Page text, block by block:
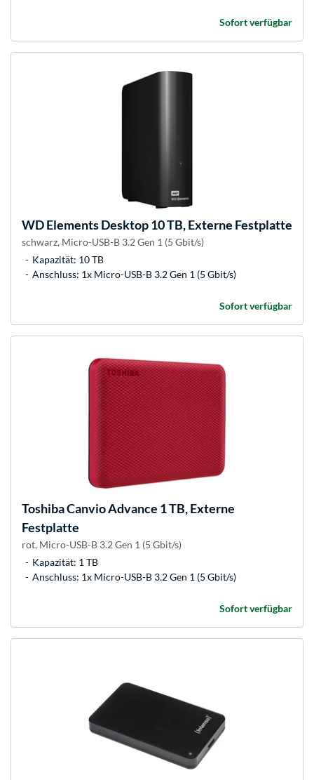
Sofort verfügbar
WDElements Desktop 10 TB, Externe Festplatte
schwarz, Micro-USB-B 3.2 Gen 1 (5 Gbit/s)
Kapazität: 10 TB
Anschluss: 1x Micro-USB-B 3.2 Gen 1 (5 Gbit/s)
Sofort verfügbar
ToshibaCanvio Advance 1 TB, Externe
Festplatte
rot, Micro-USB-B 3.2 Gen 1 (5 Gbit/s)
Kapazität: 1 TB
Anschluss: 1x Micro-USB-B 3.2 Gen 1 (5 Gbit/s)
Sofort verfügbar